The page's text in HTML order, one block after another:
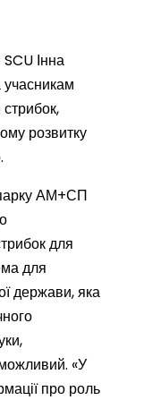
Інна
розвитку
АМ+СП
для
для
держави, яка
«У
про роль